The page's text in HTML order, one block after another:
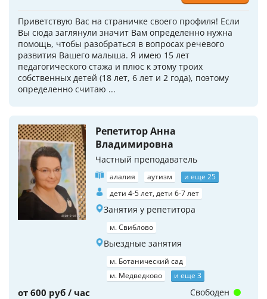
Приветствую Вас на страничке своего профиля! Если
Вы сюда заглянули значит Вам определенно нужна
помощь, чтобы разобраться в вопросах речевого
развития Вашего малыша. Я имею 15 лет
педагогического стажа и плюс к этому троих
собственных детей (18 лет, 6 лет и 2 года), поэтому
определенно считаю ...
Репетитор Анна
Владимировна
Частный преподаватель
алалия аутизм
и еще 25
дети 4-5 лет, дети 6-7 лет
Занятия у репетитора
м. Свиблово
Выездные занятия
м. Ботанический сад
м. Медведково
и еще 3
от 600 руб / час Свободен